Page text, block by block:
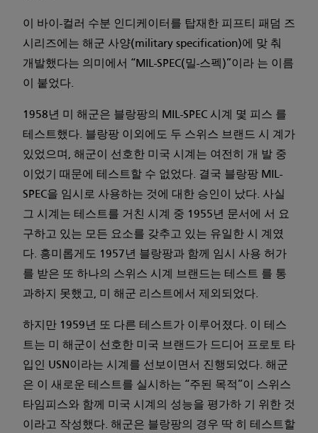
이 바이-컬러 수분 인디케이터를 탑재한 피프티 패덤 즈
시리즈에는 해군 사양(military specification)에 맞 춰
개발했다는 의미에서 “MIL-SPEC(밀-스펙)”이라 는 이름
이 붙었다.
1958년 미 해군은 블랑팡의 MIL-SPEC 시계 몇 피스 를
테스트했다. 블랑팡 이외에도 두 스위스 브랜드 시 계가
있었으며, 해군이 선호한 미국 시계는 여전히 개 발 중
이었기 때문에 테스트할 수 없었다. 결국 블랑팡 MIL-
SPEC을 임시로 사용하는 것에 대한 승인이 났다. 사실
그 시계는 테스트를 거친 시계 중 1955년 문서에 서 요
구하고 있는 모든 요소를 갖추고 있는 유일한 시 계였
다. 흥미롭게도 1957년 블랑팡과 함께 임시 사용 허가
를 받은 또 하나의 스위스 시계 브랜드는 테스트 를 통
과하지 못했고, 미 해군 리스트에서 제외되었다.
하지만 1959년 또 다른 테스트가 이루어졌다. 이 테스
트는 미 해군이 선호한 미국 브랜드가 드디어 프로토 타
입인 USN이라는 시계를 선보이면서 진행되었다. 해군
은 이 새로운 테스트를 실시하는 “주된 목적”이 스위스
타임피스와 함께 미국 시계의 성능을 평가하 기 위한 것
이라고 작성했다. 해군은 블랑팡의 경우 딱 히 테스트할